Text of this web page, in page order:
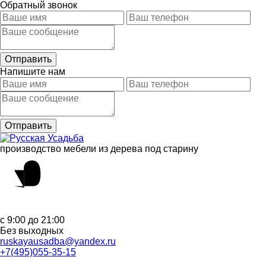
Обратный звонок
Напишите нам
производство мебели из дерева под старину
с 9:00 до 21:00
Без выходных
ruskayausadba@yandex.ru
+7(495)055-35-15